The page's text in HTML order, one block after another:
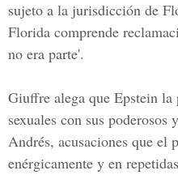
sujeto a la jurisdicción de
Florida comprende
no era parte'.
Giuffre alega que Epstein la
sexuales con sus
Andrés, acusaciones que el
enérgicamente y en